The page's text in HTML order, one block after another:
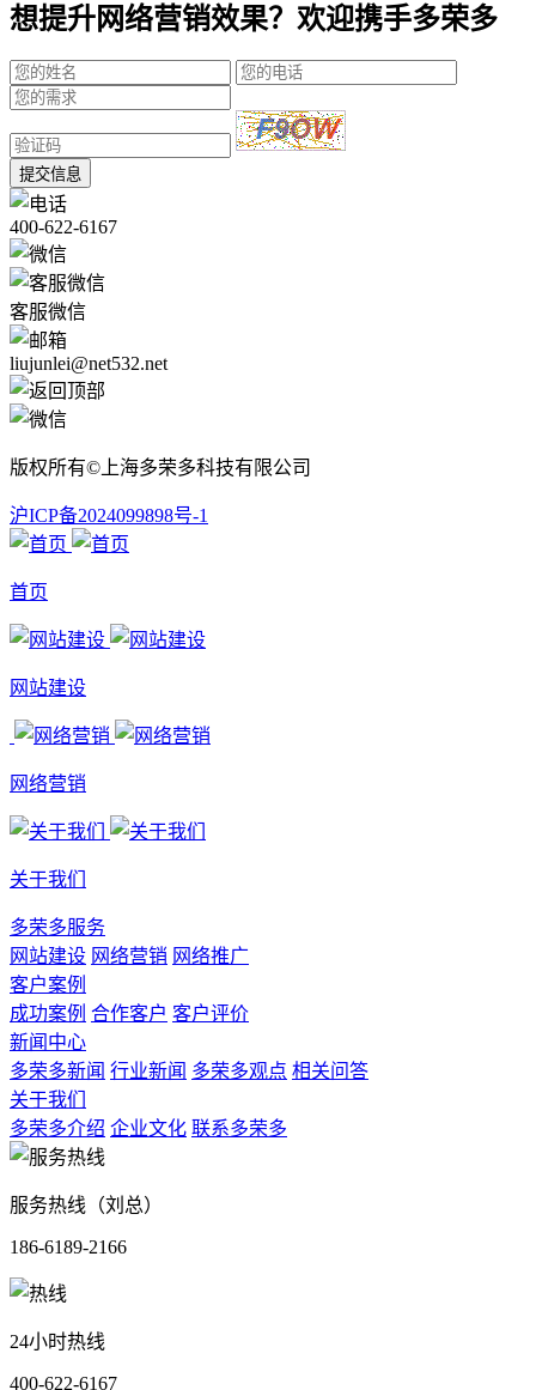
想提升网络营销效果？欢迎携手多荣多
提交信息
400-622-6167
客服微信
liujunlei@net532.net
版权所有©上海多荣多科技有限公司
沪ICP备2024099898号-1
首页
网站建设
网络营销
关于我们
多荣多服务
网站建设 网络营销 网络推广
客户案例
成功案例 合作客户 客户评价
新闻中心
多荣多新闻 行业新闻 多荣多观点 相关问答
关于我们
多荣多介绍 企业文化 联系多荣多
服务热线（刘总）
186-6189-2166
24小时热线
400-622-6167